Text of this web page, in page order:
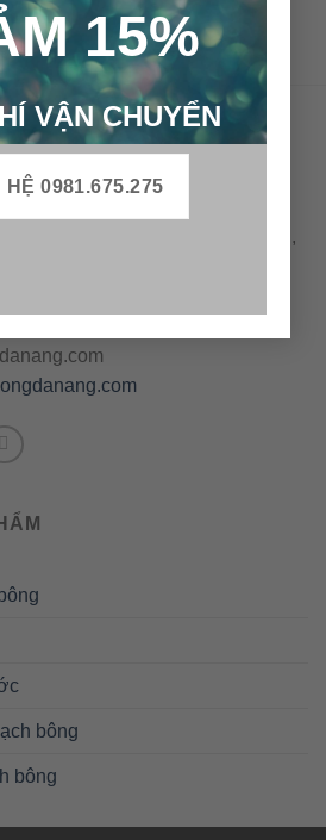
15%
VẬN CHUYỂN
HỆ 0981.675.275
GẠCH BÔNG VIỆT NAM
Xã Đức Chánh, Huyện Mộ Đức,
L1 CCN Quán Lát, Xã Đức Chánh,
Ngãi, Việt Nam
bông
bông